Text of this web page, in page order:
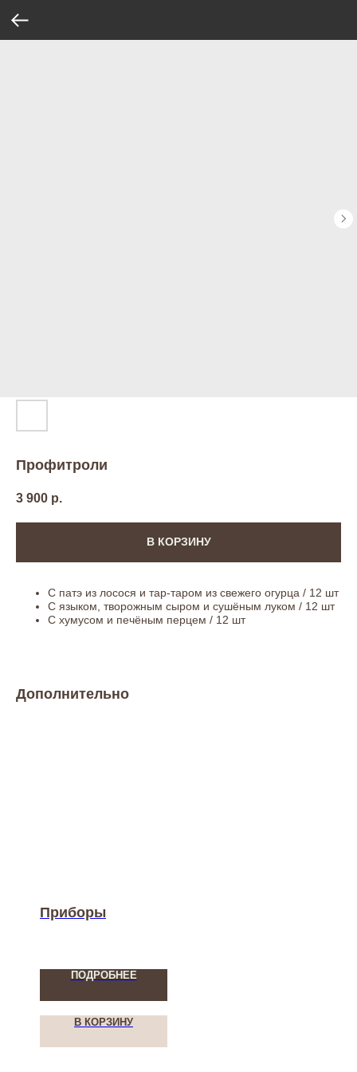
Профитроли
3 900 р.
В КОРЗИНУ
С патэ из лосося и тар-таром из свежего огурца / 12 шт
С языком, творожным сыром и сушёным луком / 12 шт
С хумусом и печёным перцем / 12 шт
Дополнительно
Приборы
ПОДРОБНЕЕ
В КОРЗИНУ